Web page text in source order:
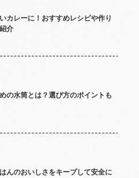
カレーに！おすすめレシピや作り
介
の水筒とは？選び方のポイントも
んのおいしさをキープして安全に